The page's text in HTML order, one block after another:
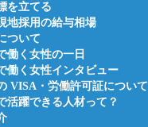
を立てる
地採用の給与相場
ついて
働く女性の一日
働く女性インタビュー
VISA・労働許可証について
活躍できる人材って？